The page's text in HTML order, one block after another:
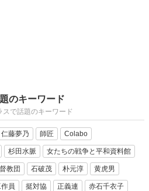
のキーワード
スで話題のキーワード
仁藤夢乃 師匠 Colabo
杉田水脈 女たちの戦争と平和資料館
教団 石破茂 朴元淳 黄虎男
員 挺対協 正義連 赤石千衣子